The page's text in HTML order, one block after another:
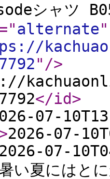
シャツ
alternate"
" />
</id>
07-
2026-07-
2026-07-
い夏にはと